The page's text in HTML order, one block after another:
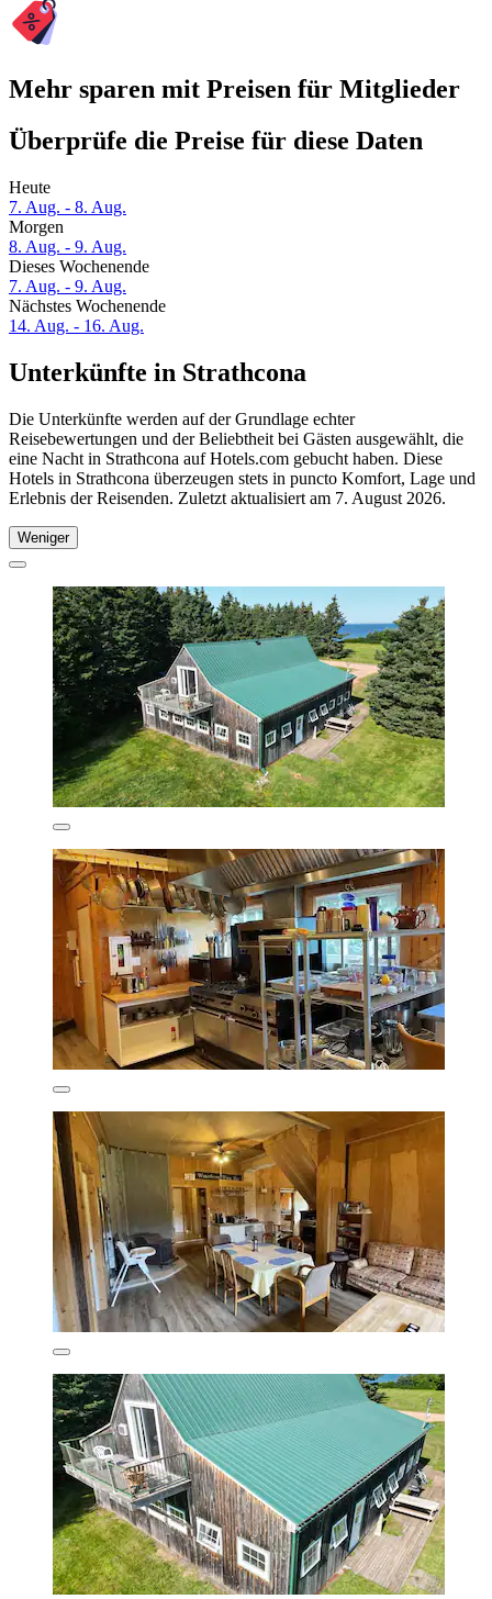
Mehr sparen mit Preisen für Mitglieder
Überprüfe die Preise für diese Daten
Heute
7. Aug. - 8. Aug.
Morgen
8. Aug. - 9. Aug.
Dieses Wochenende
7. Aug. - 9. Aug.
Nächstes Wochenende
14. Aug. - 16. Aug.
Unterkünfte in Strathcona
Die Unterkünfte werden auf der Grundlage echter
Reisebewertungen und der Beliebtheit bei Gästen ausgewählt, die
eine Nacht in Strathcona auf Hotels.com gebucht haben. Diese
Hotels in Strathcona überzeugen stets in puncto Komfort, Lage und
Erlebnis der Reisenden. Zuletzt aktualisiert am 7. August 2026.
Weniger